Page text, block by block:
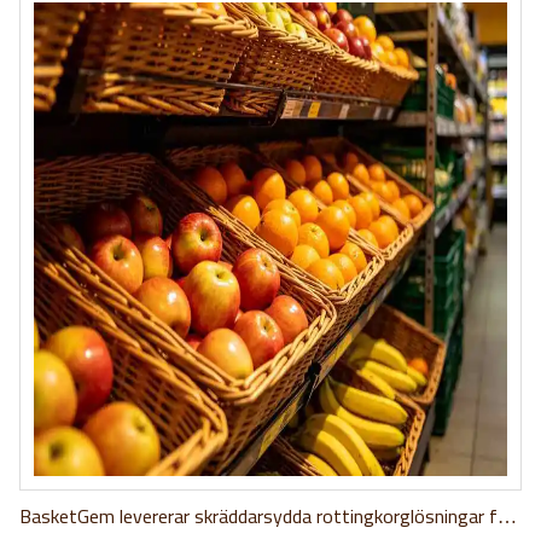
BasketGem levererar skräddarsydda rottingkorglösningar för